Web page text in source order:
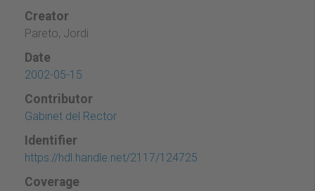
Creator
Pareto, Jordi
Date
2002-05-15
Contributor
Gabinet del Rector
Identifier
https://hdl.handle.net/2117/124725
Coverage